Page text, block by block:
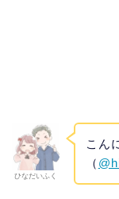
ひなだいふく
こん
（